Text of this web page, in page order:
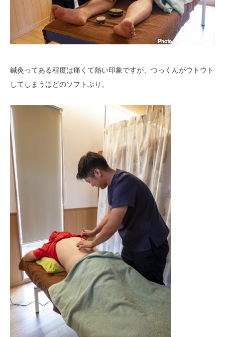
鍼灸ってある程度は痛くて熱い印象ですが、つっくんがウトウト
してしまうほどのソフトぶり。